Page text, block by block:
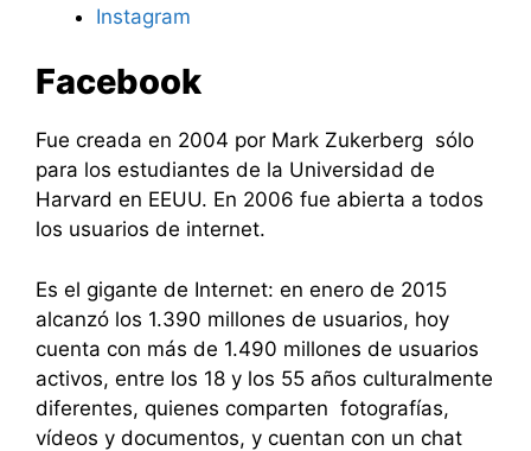
Instagram
Facebook
Fue creada en 2004 por Mark Zukerberg sólo
para los estudiantes de la Universidad de
Harvard en EEUU. En 2006 fue abierta a todos
los usuarios de internet.
Es el gigante de Internet: en enero de 2015
alcanzó los 1.390 millones de usuarios, hoy
cuenta con más de 1.490 millones de usuarios
activos, entre los 18 y los 55 años culturalmente
diferentes, quienes comparten fotografías,
vídeos y documentos, y cuentan con un chat